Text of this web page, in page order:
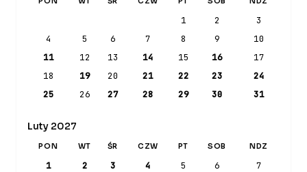
1 2
3
4
5 6 7 8 9
10
11
12 13 14 15 16
17
18
19 20 21 22 23
24
25
26 27 28 29 30 31
Luty 2027
PON WT ŚR CZW PT SOB NDZ
1 2 3 4 5 6
7